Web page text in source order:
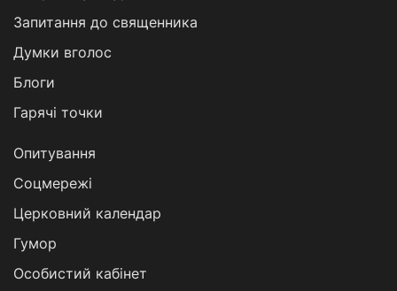
Запитання до священника
Думки вголос
Блоги
Гарячі точки
Опитування
Соцмережі
Церковний календар
Гумор
Особистий кабінет